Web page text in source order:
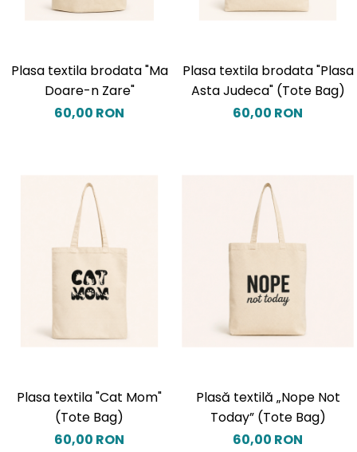
Plasa textila brodata "Ma
Doare-n Zare"
60,00 RON
Plasa textila brodata "Plasa
Asta Judeca" (Tote Bag)
60,00 RON
Plasa textila "Cat Mom"
(Tote Bag)
60,00 RON
Plasă textilă „Nope Not
Today” (Tote Bag)
60,00 RON